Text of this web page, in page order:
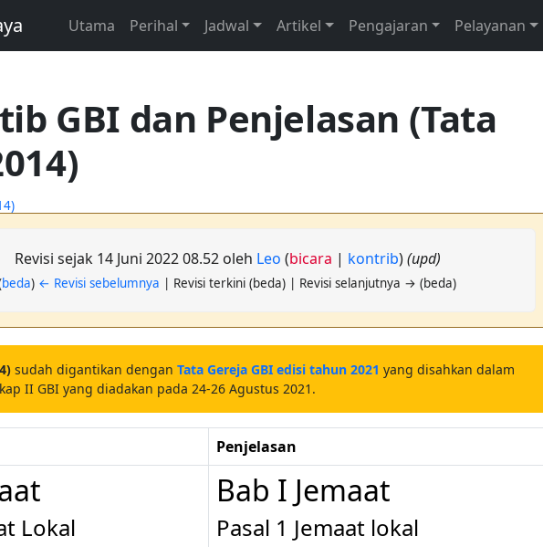
Utama Perihal Jadwal Artikel Pengajaran Pelayanan
GBI dan Penjelasan (Tata
Revisi sejak 14 Juni 2022 08.52 oleh Leo (bicara | kontrib)(upd)
beda) ← Revisi sebelumnya | Revisi terkini (beda) | Revisi selanjutnya → (beda)
sudah digantikan dengan Tata Gereja GBI edisi tahun 2021 yang disahkan dalam
II GBI yang diadakan pada 24-26 Agustus 2021.
Penjelasan
Lokal
Bab I Jemaat
Pasal 1 Jemaat lokal